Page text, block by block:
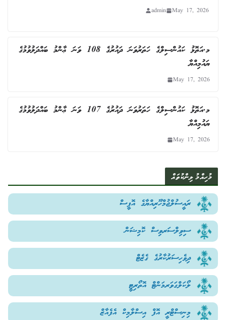
May 17, 2026
admin
މ.އަތޮޅު ކައުންސިލްގެ ހަތަރުވަނަ ދައުރުގެ 108 ވަނަ ޢާންމު ބައްދަލުވުމުގެ
ޔައުމިއްޔާ
May 17, 2026
މ.އަތޮޅު ކައުންސިލްގެ ހަތަރުވަނަ ދައުރުގެ 107 ވަނަ ޢާންމު ބައްދަލުވުމުގެ
ޔައުމިއްޔާ
May 17, 2026
މުހިއްމު ލިންކުތައް
ރައީސުލްޖުމްހޫރިއްޔާގެ އޮފީސް
ސިވިލްސަރވިސް ކޮމިޝަން
ދިވެހިސަރުކާރުގެ ގެޒެޓް
ލޯކަލްގަވަރމަންޓް އޮތޯރިޓީ
މިނިސްޓްރީ އޮފް އިސްލާމިކް އެފެއާޒް